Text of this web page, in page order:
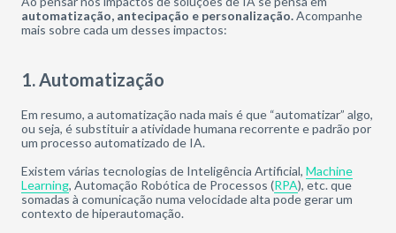
automatização, antecipação e personalização.Acompanhe
mais sobre cada um desses impactos:
1. Automatização
Em resumo, a automatização nada mais é que “automatizar” algo,
ou seja, é substituir a atividade humana recorrente e padrão por
um processo automatizado de IA.
Existem várias tecnologias de Inteligência Artificial, Machine
Learning, Automação Robótica de Processos (RPA), etc. que
somadas à comunicação numa velocidade alta pode gerar um
contexto de hiperautomação.